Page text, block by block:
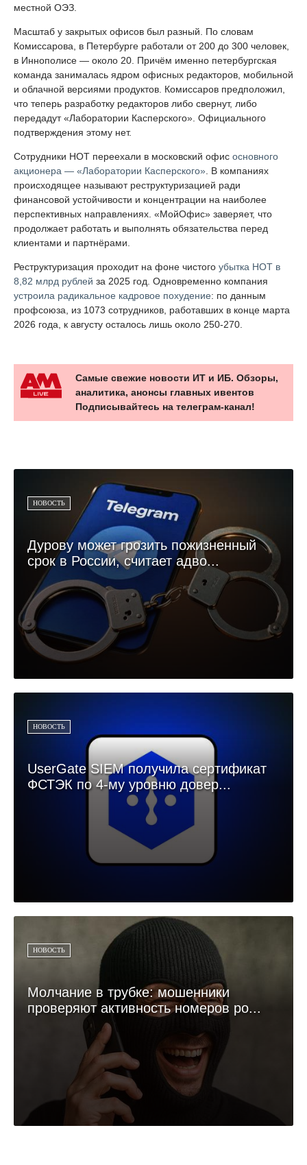
местной ОЭЗ.
Масштаб у закрытых офисов был разный. По словам
Комиссарова, в Петербурге работали от 200 до 300 человек,
в Иннополисе — около 20. Причём именно петербургская
команда занималась ядром офисных редакторов, мобильной
и облачной версиями продуктов. Комиссаров предположил,
что теперь разработку редакторов либо свернут, либо
передадут «Лаборатории Касперского». Официального
подтверждения этому нет.
Сотрудники НОТ переехали в московский офис основного
акционера — «Лаборатории Касперского» . В компаниях
происходящее называют реструктуризацией ради
финансовой устойчивости и концентрации на наиболее
перспективных направлениях. «МойОфис» заверяет, что
продолжает работать и выполнять обязательства перед
клиентами и партнёрами.
Реструктуризация проходит на фоне чистого убытка НОТ в
8,82 млрд рублей за 2025 год. Одновременно компания
устроила радикальное кадровое похудение: по данным
профсоюза, из 1073 сотрудников, работавших в конце марта
2026 года, к августу осталось лишь около 250-270.
Самые свежие новости ИТ и ИБ. Обзоры,
аналитика, анонсы главных ивентов
Подписывайтесь на телеграм-канал!
НОВОСТЬ
Дурову может грозить пожизненный
срок в России, считает адво...
НОВОСТЬ
UserGate SIEM получила сертификат
ФСТЭК по 4-му уровню довер...
НОВОСТЬ
Молчание в трубке: мошенники
проверяют активность номеров ро...